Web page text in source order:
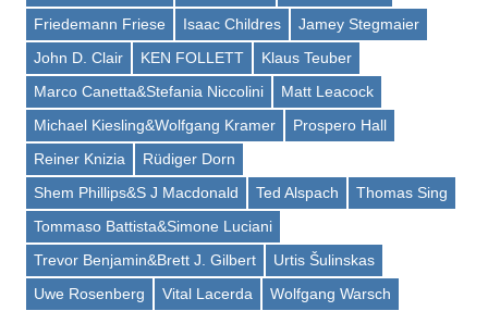
Friedemann Friese
Isaac Childres
Jamey Stegmaier
John D. Clair
KEN FOLLETT
Klaus Teuber
Marco Canetta&Stefania Niccolini
Matt Leacock
Michael Kiesling&Wolfgang Kramer
Prospero Hall
Reiner Knizia
Rüdiger Dorn
Shem Phillips&S J Macdonald
Ted Alspach
Thomas Sing
Tommaso Battista&Simone Luciani
Trevor Benjamin&Brett J. Gilbert
Urtis Šulinskas
Uwe Rosenberg
Vital Lacerda Wolfgang Warsch